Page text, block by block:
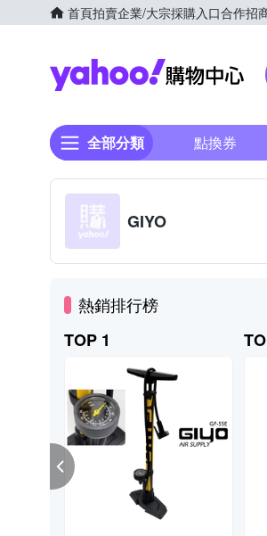
首頁拍賣企業/大宗採購入口合作招
全部分類 點換券
GIYO
熱銷排行榜
TOP 1